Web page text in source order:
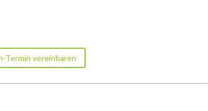
Termin vereinbaren